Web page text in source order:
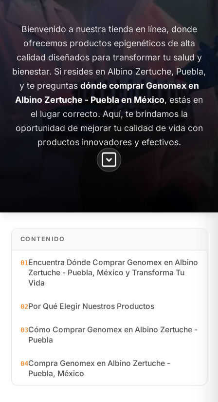
Bienvenido a nuestra tienda en línea, donde
ofrecemos productos epigenéticos de alta
calidad diseñados para transformar tu salud y
bienestar. Si resides en Albino Zertuche, Puebla,
y te preguntas dónde comprar Genomex en
Albino Zertuche - Puebla en México, estás en
el lugar correcto. Aquí, te brindamos la
oportunidad de mejorar tu calidad de vida con
productos innovadores y efectivos.
CONTENIDO
01Encuentra Dónde Comprar Genomex en Albino
Zertuche - Puebla, México y Transforma Tu
Vida
02Por Qué Elegir Nuestros Productos
03Cómo Comprar Genomex en Albino Zertuche -
Puebla
04Compra Genomex en Albino Zertuche -
Puebla, México